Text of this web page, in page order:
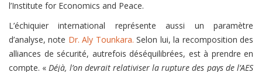
l’Institute for Economics and Peace.
L’échiquier international représente aussi un paramètre
d’analyse, note Dr. Aly Tounkara. Selon lui, la recomposition des
alliances de sécurité, autrefois déséquilibrées, est à prendre en
compte. «Déjà, l’on devrait relativiser la rupture des pays de l’AES